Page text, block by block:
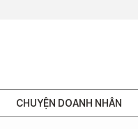
CHUYỆN DOANH NHÂN